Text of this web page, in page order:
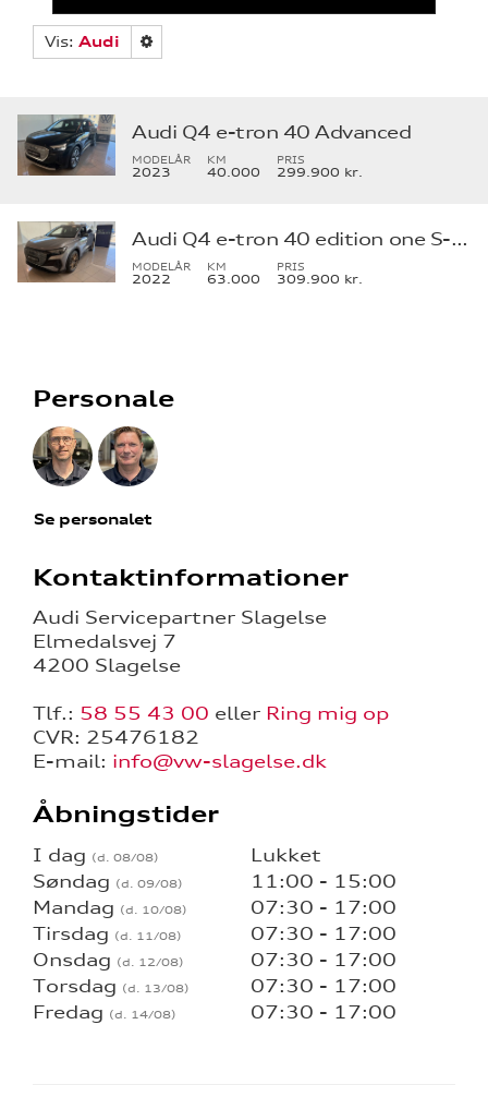
Vis: Audi
Audi Q4 e-tron 40 Advanced
MODELÅR
2023
KM
40.000
PRIS
299.900 kr.
Audi Q4 e-tron 40 edition one S-line
MODELÅR
2022
KM
63.000
PRIS
309.900 kr.
Personale
Se personalet
Kontaktinformationer
Audi Servicepartner Slagelse
Elmedalsvej 7
4200 Slagelse
Tlf.: 58 55 43 00 eller Ring mig op
CVR: 25476182
E-mail: info@vw-slagelse.dk
Åbningstider
I dag
Lukket
Søndag
11:00 - 15:00
Mandag
07:30 - 17:00
Tirsdag
07:30 - 17:00
Onsdag
07:30 - 17:00
Torsdag
07:30 - 17:00
Fredag
07:30 - 17:00